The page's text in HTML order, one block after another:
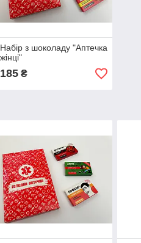
Набір з шоколаду "Аптечка
жінці"
185₴